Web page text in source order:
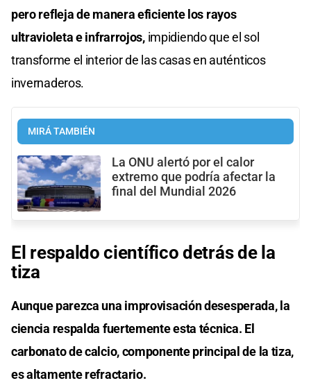
pero refleja de manera eficiente los rayos
ultravioleta e infrarrojos,impidiendo que el sol
transforme el interior de las casas en auténticos
invernaderos.
MIRÁ TAMBIÉN
La ONU alertó por el calor
extremo que podría afectar la
final del Mundial 2026
El respaldo científico detrás de la
tiza
Aunque parezca una improvisación desesperada, la
ciencia respalda fuertemente esta técnica. El
carbonato de calcio, componente principal de la tiza,
es altamente refractario.